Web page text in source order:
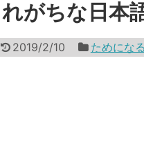
がちな日本
2019/2/10 ためにな